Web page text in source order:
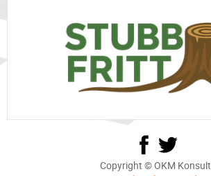
Copyright © OKM Konsult